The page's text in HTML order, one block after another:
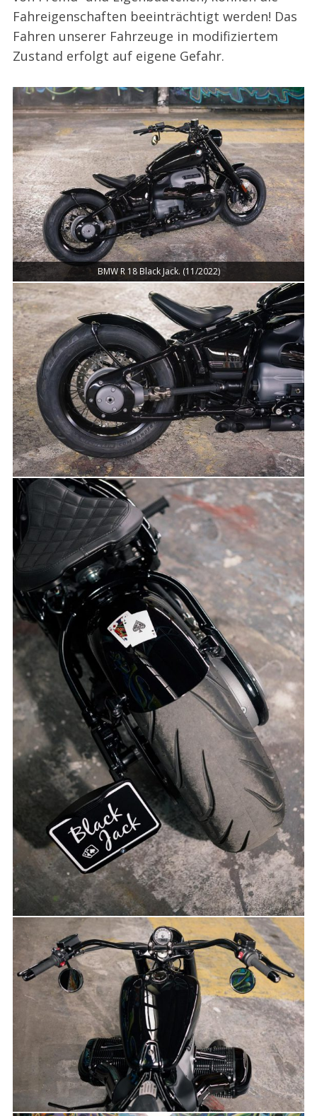
Fahreigenschaften beeinträchtigt werden! Das
Fahren unserer Fahrzeuge in modifiziertem
Zustand erfolgt auf eigene Gefahr.
BMW R 18 Black Jack. (11/2022)